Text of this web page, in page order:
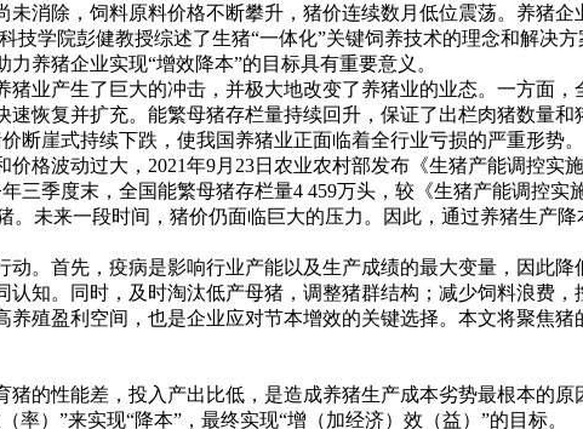
消除，饲料原料价格不断攀升，猪价连续数月低位震荡。养猪
学院彭健教授综述了生猪“一体化”关键饲养技术的理念和解决
养猪企业实现“增效降本”的目标具有重要意义。
业产生了巨大的冲击，并极大地改变了养猪业的业态。一方面
恢复并扩充。能繁母猪存栏量持续回升，保证了出栏肉猪数量和
断崖式持续下跌，使我国养猪业正面临着全行业亏损的严重形势。
格波动过大，2021年9月23日农业农村部发布《生猪产能调控实
三季度末，全国能繁母猪存栏量4 459万头，较《生猪产能调控实
未来一段时间，猪价仍面临巨大的压力。因此，通过养猪生产
。首先，疫病是影响行业产能以及生产成绩的最大变量，因此
知。同时，及时淘汰低产母猪，调整猪群结构；减少饲料浪费
殖盈利空间，也是企业应对节本增效的关键选择。本文将聚焦
的性能差，投入产出比低，是造成养猪生产成本劣势最根本的
）”来实现“降本”，最终实现“增（加经济）效（益）”的目标。